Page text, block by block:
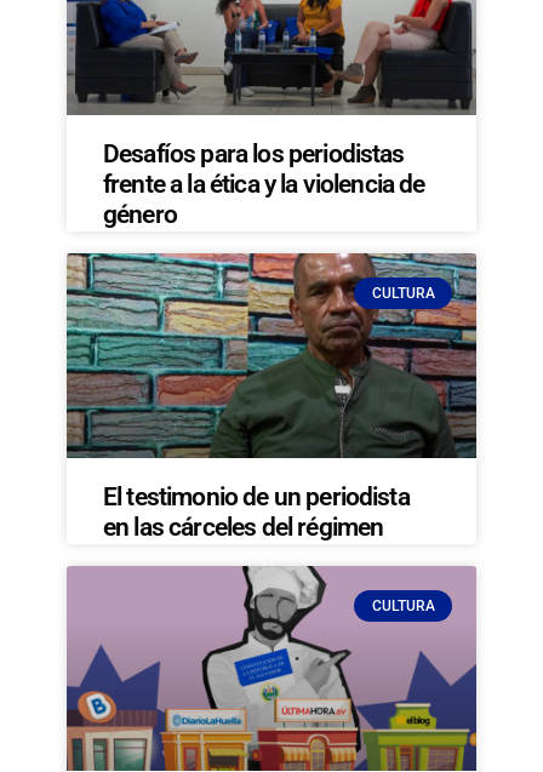
Desafíos para los periodistas
frente a la ética y la violencia de
género
CULTURA
El testimonio de un periodista
en las cárceles del régimen
CULTURA